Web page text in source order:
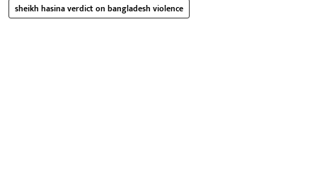
sheikh hasina verdict on bangladesh violence